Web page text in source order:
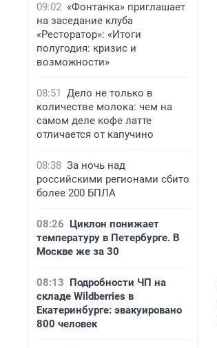
09:02 «Фонтанка» приглашает
на заседание клуба
«Ресторатор»: «Итоги
полугодия: кризис и
возможности»
08:51 Дело не только в
количестве молока: чем на
самом деле кофе латте
отличается от капучино
08:38 За ночь над
российскими регионами сбито
более 200 БПЛА
08:26 Циклон понижает
температуру в Петербурге. В
Москве же за 30
08:13 Подробности ЧП на
складе Wildberries в
Екатеринбурге: эвакуировано
800 человек